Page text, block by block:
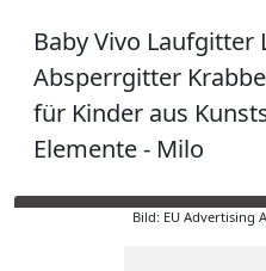
Baby Vivo Laufgitter
Absperrgitter
für Kinder aus
Elemente - Milo
Bild: EU Advertising